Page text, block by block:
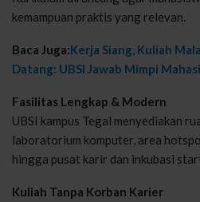
kemampuan praktis yang relevan.
Baca Juga:Kerja Siang, Kuliah
Datang: UBSI Jawab Mimpi
Fasilitas Lengkap & Modern
UBSI kampus Tegal menyediakan
laboratorium komputer, area
hingga pusat karir dan inkubasi
Kuliah Tanpa Korban Karier